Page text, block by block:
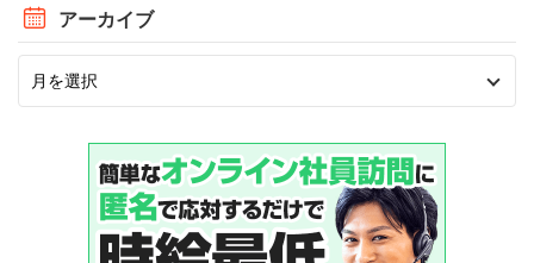
アーカイブ